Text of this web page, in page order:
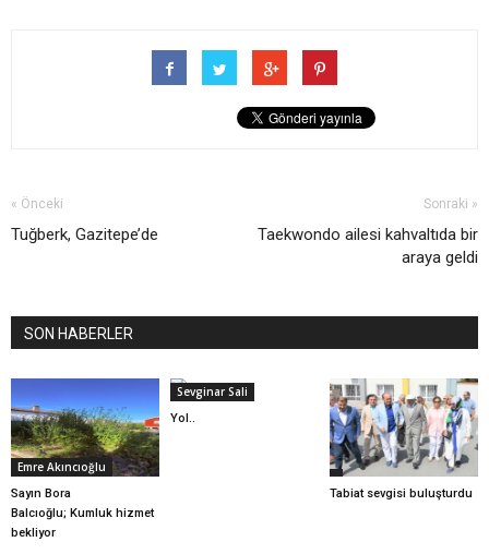
« Önceki
Tuğberk, Gazitepe’de
Sonraki »
Taekwondo ailesi kahvaltıda bir
araya geldi
SON HABERLER
Emre Akıncıoğlu
Sayın Bora
Balcıoğlu; Kumluk hizmet
bekliyor
Sevginar Sali
Yol..
Tabiat sevgisi buluşturdu